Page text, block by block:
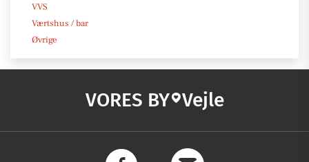
VVS
Værtshus / bar
Øvrige
VORES BY Vejle